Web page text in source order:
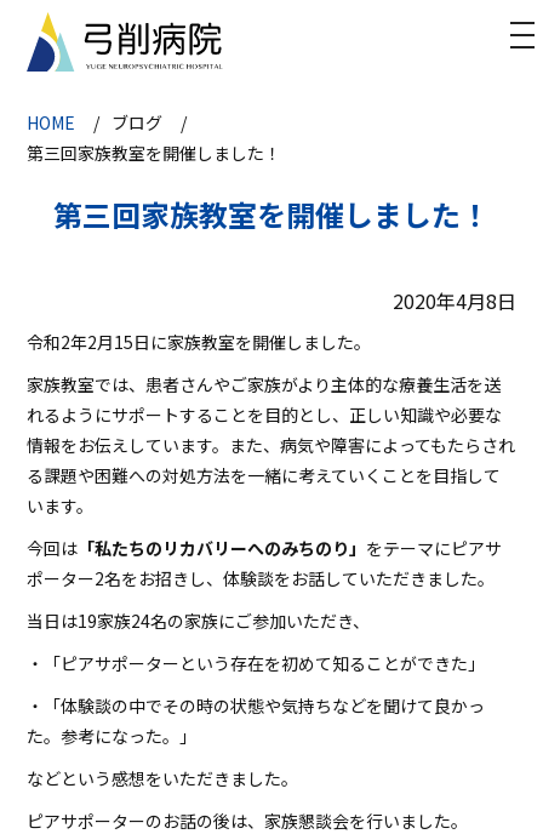
HOME
ブログ
第三回家族教室を開催しました！
第三回家族教室を開催しました！
2020年4月8日
令和2年2月15日に家族教室を開催しました。
家族教室では、患者さんやご家族がより主体的な療養生活を送
れるようにサポートすることを目的とし、正しい知識や必要な
情報をお伝えしています。また、病気や障害によってもたらされ
る課題や困難への対処方法を一緒に考えていくことを目指して
います。
今回は 「私たちのリカバリーへのみちのり」 をテーマにピアサ
ポーター2名をお招きし、体験談をお話していただきました。
当日は19家族24名の家族にご参加いただき、
・「ピアサポーターという存在を初めて知ることができた」
・「体験談の中でその時の状態や気持ちなどを聞けて良かっ
た。参考になった。」
などという感想をいただきました。
ピアサポーターのお話の後は、家族懇談会を行いました。